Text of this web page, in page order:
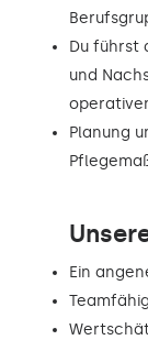
Du führst
und
Planung
Ein